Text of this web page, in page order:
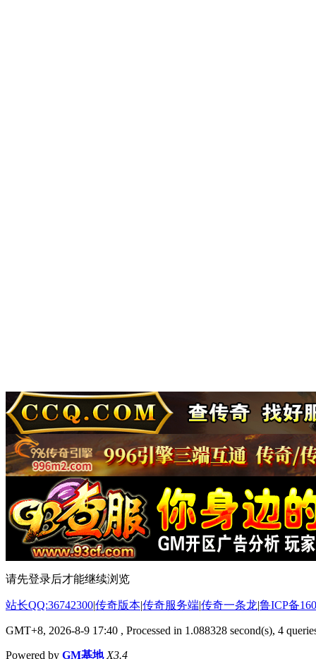
请先登录后才能继续浏览
站长QQ:36742300|传奇版本|传奇服务端|传奇一条龙|鲁ICP备
GMT+8, 2026-8-9 17:40 , Processed in 1.088328 second(s), 4
Powered by GM基地 X3.4